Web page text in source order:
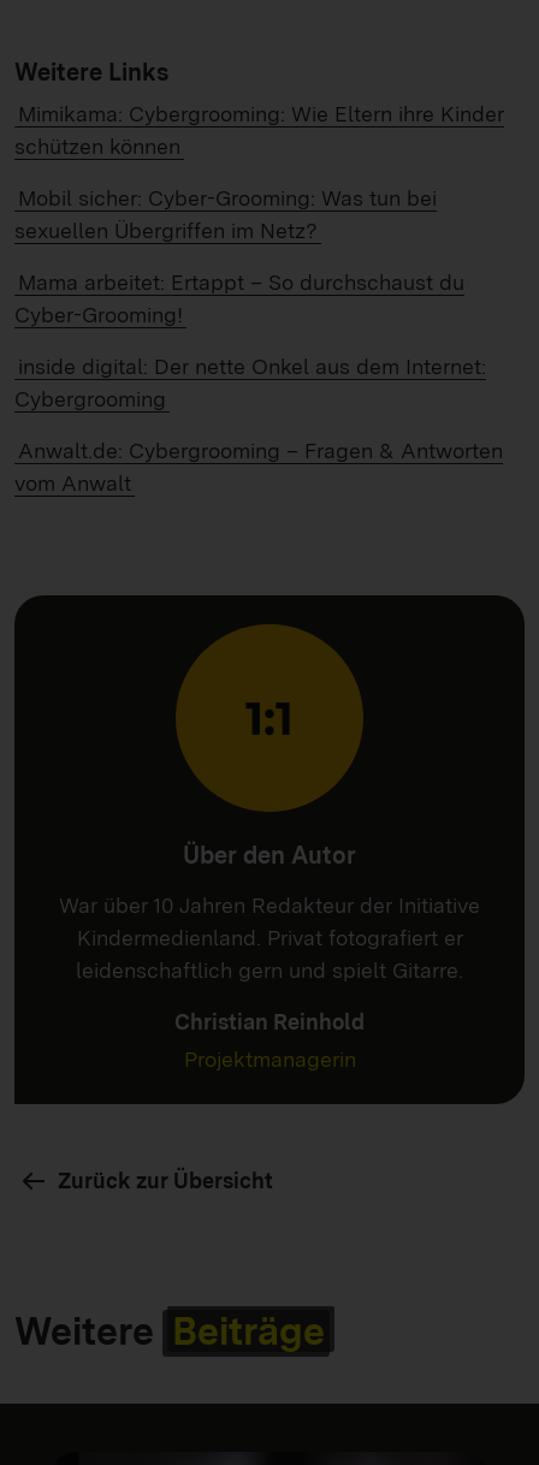
Weitere Links
Mimikama: Cybergrooming: Wie Eltern ihre Kinder
schützen können
Mobil sicher: Cyber-Grooming: Was tun bei
sexuellen Übergriffen im Netz?
Mama arbeitet: Ertappt – So durchschaust du
Cyber-Grooming!
inside digital: Der nette Onkel aus dem Internet:
Cybergrooming
Anwalt.de: Cybergrooming – Fragen & Antworten
vom Anwalt
Über den Autor
War über 10 Jahren Redakteur der Initiative
Kindermedienland. Privat fotografiert er
leidenschaftlich gern und spielt Gitarre.
Christian Reinhold
Projektmanagerin
Zurück zur Übersicht
Weitere Beiträge